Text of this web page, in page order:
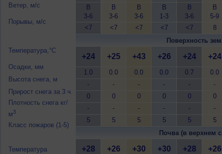
Ветер, м/с
Порывы, м/с
Температура,°C
Осадки, мм
Высота снега, м
Прирост снега за 3 ч.
Плотность снега кг/
м3
Класс пожаров (1-5)
Температура
В
3-6
<7
В
3-6
<7
В
3-6
<7
В
1-3
<7
В
3-6
<7
В
5-9
8
Поверхность
+24
1.0
-
0
-
5
+25
0.0
-
0
-
5
+43
0.0
-
0
-
5
+26
0.0
-
0
-
5
+24
0.7
-
0
-
5
+24
0.0
-
0
-
5
Почва (в верхнем
+28 +26 +30 +30 +28 +26